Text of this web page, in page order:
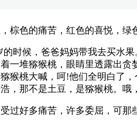
色的痛苦，红色的喜悦，
候，爸爸妈妈带我去买水果
一堆猕猴桃，眼睛里透露出
猴桃大喊，呵!他们全明白了
，那不是土豆，是猕猴桃。
好多痛苦，许多委屈，可那